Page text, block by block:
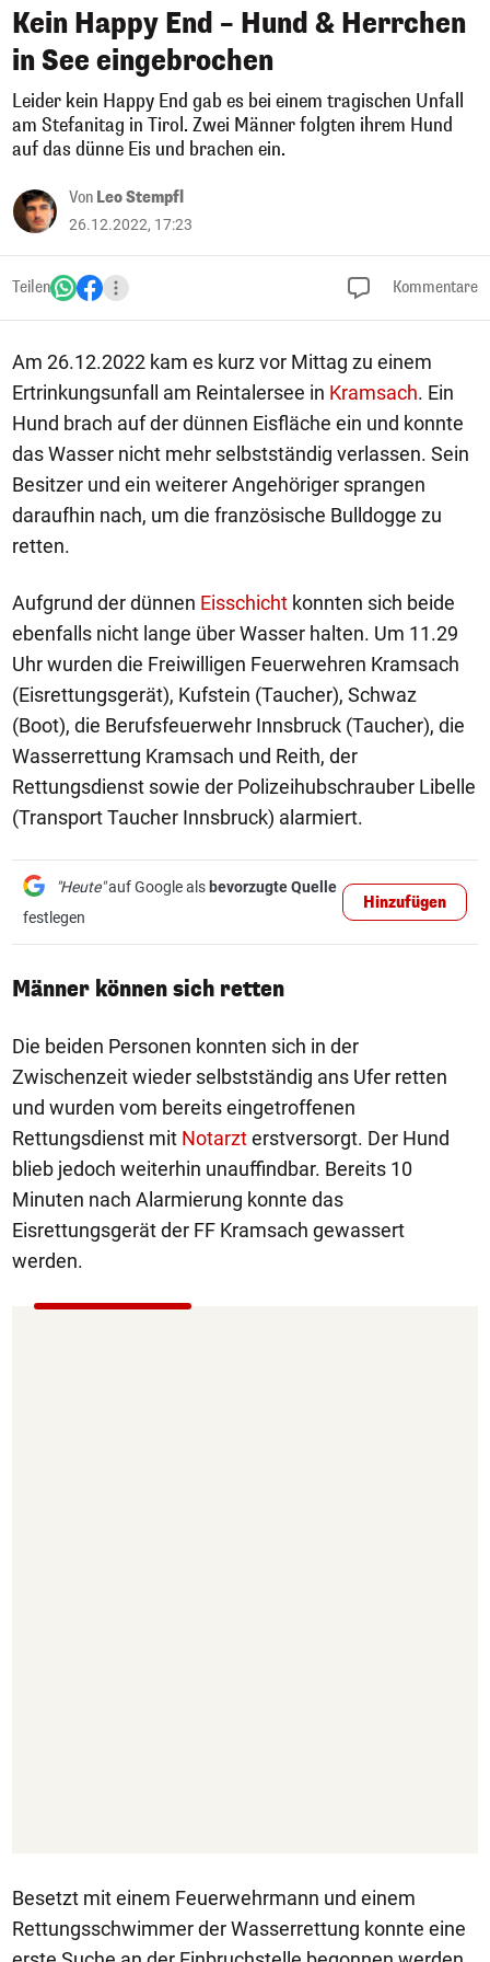
Kein Happy End – Hund & Herrchen
in See eingebrochen
Leider kein Happy End gab es bei einem tragischen Unfall
am Stefanitag in Tirol. Zwei Männer folgten ihrem Hund
auf das dünne Eis und brachen ein.
Von Leo Stempfl
26.12.2022, 17:23
Teilen Kommentare
Am 26.12.2022 kam es kurz vor Mittag zu einem
Ertrinkungsunfall am Reintalersee in Kramsach. Ein
Hund brach auf der dünnen Eisfläche ein und konnte
das Wasser nicht mehr selbstständig verlassen. Sein
Besitzer und ein weiterer Angehöriger sprangen
daraufhin nach, um die französische Bulldogge zu
retten.
Aufgrund der dünnen Eisschicht konnten sich beide
ebenfalls nicht lange über Wasser halten. Um 11.29
Uhr wurden die Freiwilligen Feuerwehren Kramsach
(Eisrettungsgerät), Kufstein (Taucher), Schwaz
(Boot), die Berufsfeuerwehr Innsbruck (Taucher), die
Wasserrettung Kramsach und Reith, der
Rettungsdienst sowie der Polizeihubschrauber Libelle
(Transport Taucher Innsbruck) alarmiert.
"Heute"auf Google als bevorzugte Quelle
festlegen
Hinzufügen
Männer können sich retten
Die beiden Personen konnten sich in der
Zwischenzeit wieder selbstständig ans Ufer retten
und wurden vom bereits eingetroffenen
Rettungsdienst mit Notarzterstversorgt. Der Hund
blieb jedoch weiterhin unauffindbar. Bereits 10
Minuten nach Alarmierung konnte das
Eisrettungsgerät der FF Kramsach gewassert
werden.
Besetzt mit einem Feuerwehrmann und einem
Rettungsschwimmer der Wasserrettung konnte eine